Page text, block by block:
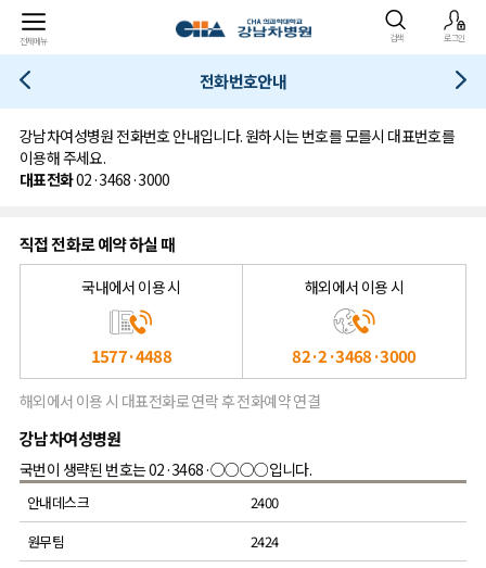
전체메뉴 검색 로그인
전화번호안내
강남차여성병원 전화번호 안내입니다. 원하시는 번호를 모를시 대표번호를
이용해 주세요.
대표전화02·3468·3000
직접 전화로 예약 하실 때
국내에서 이용 시
1577·4488
해외에서 이용 시
82·2·3468·3000
해외에서 이용 시 대표전화로 연락 후 전화예약 연결
강남차여성병원
국번이 생략된 번호는 02·3468·○○○○입니다.
안내데스크
2400
원무팀
2424